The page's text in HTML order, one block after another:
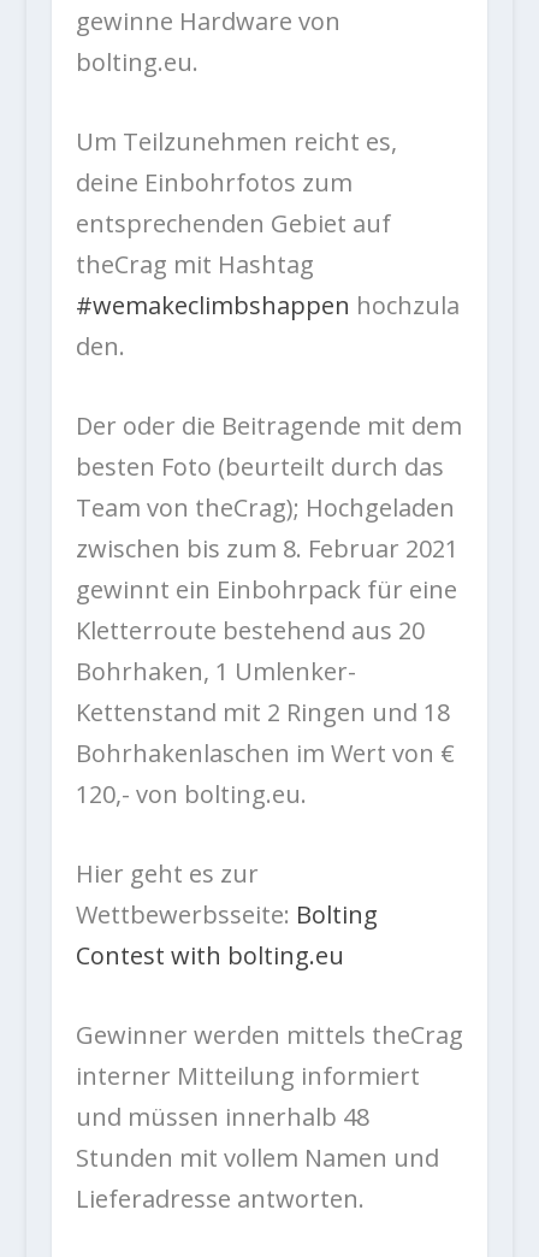
gewinne Hardware von
bolting.eu.
Um Teilzunehmen reicht es,
deine Einbohrfotos zum
entsprechenden Gebiet auf
theCrag mit Hashtag
#wemakeclimbshappen hochzula
den.
Der oder die Beitragende mit dem
besten Foto (beurteilt durch das
Team von theCrag); Hochgeladen
zwischen bis zum 8. Februar 2021
gewinnt ein Einbohrpack für eine
Kletterroute bestehend aus 20
Bohrhaken, 1 Umlenker-
Kettenstand mit 2 Ringen und 18
Bohrhakenlaschen im Wert von €
120,- von bolting.eu.
Hier geht es zur
Wettbewerbsseite: Bolting
Contest with bolting.eu
Gewinner werden mittels theCrag
interner Mitteilung informiert
und müssen innerhalb 48
Stunden mit vollem Namen und
Lieferadresse antworten.